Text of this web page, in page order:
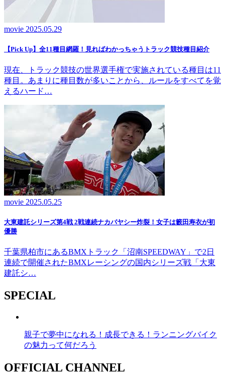
movie 2025.05.29
【Pick Up】全11種目網羅！見ればわかっちゃうトラック競技種目紹介
現在、トラック競技の世界選手権で実施されている種目は11
種目。あまりに種目数が多いことから、ルールをすべてを覚
えるハード…
movie 2025.05.25
大東建託シリーズ第4戦 2戦連続ナカバヤシー炸裂！女子は籔田寿衣が初
優勝
千葉県柏市にあるBMXトラック「沼南SPEEDWAY」で2日
連続で開催されたBMXレーシングの国内シリーズ戦「大東
建託シ…
SPECIAL
親子で夢中になれる！成長できる！ランニングバイク
の魅力って何だろう
OFFICIAL CHANNEL